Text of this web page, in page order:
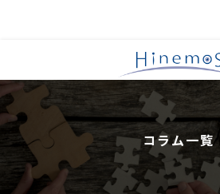
コ
ン
テ
コラム一覧